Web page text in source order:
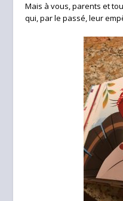
Mais à vous, parents et
qui, par le passé, leur